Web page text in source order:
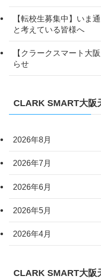
【転校生募集中】いま
と考えている皆様へ
【クラークスマート大
らせ
CLARK SMART大阪
2026年8月
2026年7月
2026年6月
2026年5月
2026年4月
CLARK SMART大阪